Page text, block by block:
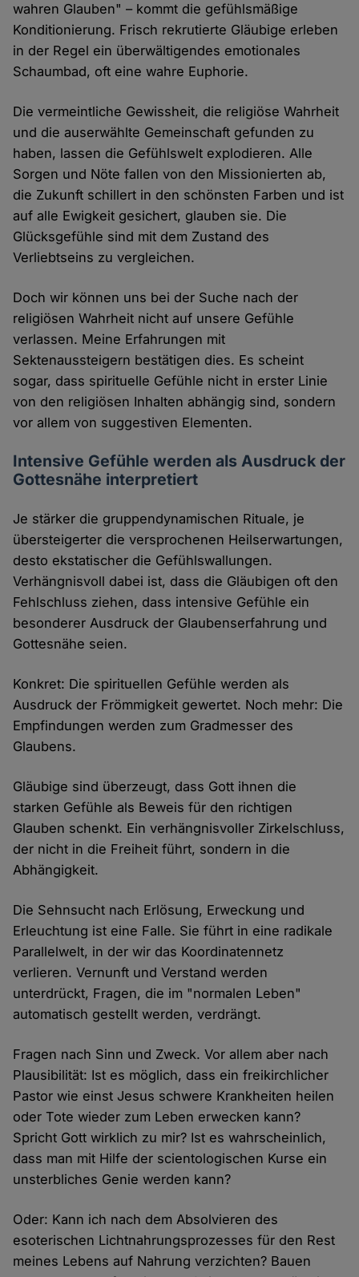
wahren Glauben" – kommt die gefühlsmäßige
Konditionierung. Frisch rekrutierte Gläubige erleben
in der Regel ein überwältigendes emotionales
Schaumbad, oft eine wahre Euphorie.
Die vermeintliche Gewissheit, die religiöse Wahrheit
und die auserwählte Gemeinschaft gefunden zu
haben, lassen die Gefühlswelt explodieren. Alle
Sorgen und Nöte fallen von den Missionierten ab,
die Zukunft schillert in den schönsten Farben und ist
auf alle Ewigkeit gesichert, glauben sie. Die
Glücksgefühle sind mit dem Zustand des
Verliebtseins zu vergleichen.
Doch wir können uns bei der Suche nach der
religiösen Wahrheit nicht auf unsere Gefühle
verlassen. Meine Erfahrungen mit
Sektenaussteigern bestätigen dies. Es scheint
sogar, dass spirituelle Gefühle nicht in erster Linie
von den religiösen Inhalten abhängig sind, sondern
vor allem von suggestiven Elementen.
Intensive Gefühle werden als Ausdruck der
Gottesnähe interpretiert
Je stärker die gruppendynamischen Rituale, je
übersteigerter die versprochenen Heilserwartungen,
desto ekstatischer die Gefühlswallungen.
Verhängnisvoll dabei ist, dass die Gläubigen oft den
Fehlschluss ziehen, dass intensive Gefühle ein
besonderer Ausdruck der Glaubenserfahrung und
Gottesnähe seien.
Konkret: Die spirituellen Gefühle werden als
Ausdruck der Frömmigkeit gewertet. Noch mehr: Die
Empfindungen werden zum Gradmesser des
Glaubens.
Gläubige sind überzeugt, dass Gott ihnen die
starken Gefühle als Beweis für den richtigen
Glauben schenkt. Ein verhängnisvoller Zirkelschluss,
der nicht in die Freiheit führt, sondern in die
Abhängigkeit.
Die Sehnsucht nach Erlösung, Erweckung und
Erleuchtung ist eine Falle. Sie führt in eine radikale
Parallelwelt, in der wir das Koordinatennetz
verlieren. Vernunft und Verstand werden
unterdrückt, Fragen, die im "normalen Leben"
automatisch gestellt werden, verdrängt.
Fragen nach Sinn und Zweck. Vor allem aber nach
Plausibilität: Ist es möglich, dass ein freikirchlicher
Pastor wie einst Jesus schwere Krankheiten heilen
oder Tote wieder zum Leben erwecken kann?
Spricht Gott wirklich zu mir? Ist es wahrscheinlich,
dass man mit Hilfe der scientologischen Kurse ein
unsterbliches Genie werden kann?
Oder: Kann ich nach dem Absolvieren des
esoterischen Lichtnahrungsprozesses für den Rest
meines Lebens auf Nahrung verzichten? Bauen